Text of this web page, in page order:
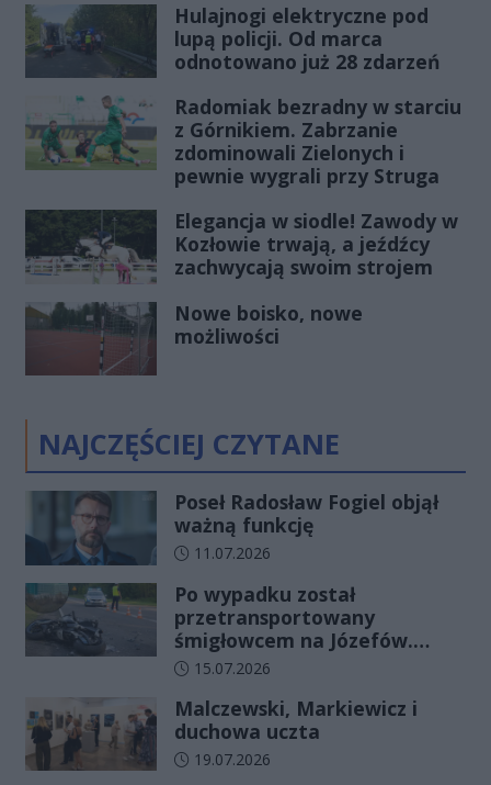
Hulajnogi elektryczne pod
lupą policji. Od marca
odnotowano już 28 zdarzeń
Radomiak bezradny w starciu
z Górnikiem. Zabrzanie
zdominowali Zielonych i
pewnie wygrali przy Struga
Elegancja w siodle! Zawody w
Kozłowie trwają, a jeźdźcy
zachwycają swoim strojem
Nowe boisko, nowe
możliwości
NAJCZĘŚCIEJ CZYTANE
Poseł Radosław Fogiel objął
ważną funkcję
Data dodania artykułu:
11.07.2026
Po wypadku został
przetransportowany
śmigłowcem na Józefów.
Historia mrozi krew w żyłach
Data dodania artykułu:
15.07.2026
Malczewski, Markiewicz i
duchowa uczta
Data dodania artykułu:
19.07.2026